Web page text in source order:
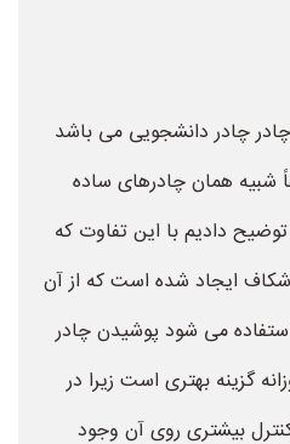
چادر دانشجویی می باشد
شبیه همان چادرهای ساده
دادیم با این تفاوت که
ایجاد شده است که از آن
می شود پوشیدن چادر
گزینه بهتری است زیرا در
بیشتری روی آن وجود